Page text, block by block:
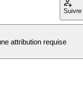
Suivre
attribution requise